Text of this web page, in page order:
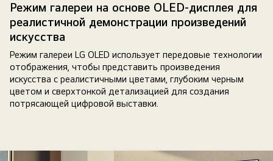
прозрачной
панели
выставочном
зале.
Режим галереи на основе OLED-дисплея для
реалистичной демонстрации произведений
искусства
Режим галереи LG OLED использует передовые технологии
отображения, чтобы представить произведения
искусства с реалистичными цветами, глубоким черным
цветом и сверхтонкой детализацией для создания
потрясающей цифровой выставки.